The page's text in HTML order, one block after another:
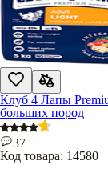
Клуб 4 Лапы
больших пород
37
Код товара: 14580